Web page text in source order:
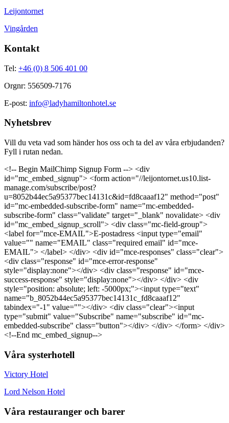
Leijontornet
Vingården
Kontakt
Tel: +46 (0) 8 506 401 00
Orgnr: 556509-7176
E-post: info@ladyhamiltonhotel.se
Nyhetsbrev
Vill du veta vad som händer hos oss och ta del av våra erbjudanden?
Fyll i rutan nedan.
<!-- Begin MailChimp Signup Form --> <div
id="mc_embed_signup"> <form action="//leijontornet.us10.list-
manage.com/subscribe/post?
u=8052b44ec5a95377bec14131c&id=fd8caaaf12" method="post"
id="mc-embedded-subscribe-form" name="mc-embedded-
subscribe-form" class="validate" target="_blank" novalidate> <div
id="mc_embed_signup_scroll"> <div class="mc-field-group">
<label for="mce-EMAIL">E-postadress <input type="email"
value="" name="EMAIL" class="required email" id="mce-
EMAIL"> </label> </div> <div id="mce-responses" class="clear">
<div class="response" id="mce-error-response"
style="display:none"></div> <div class="response" id="mce-
success-response" style="display:none"></div> </div> <div
style="position: absolute; left: -5000px;"><input type="text"
name="b_8052b44ec5a95377bec14131c_fd8caaaf12"
tabindex="-1" value=""></div> <div class="clear"><input
type="submit" value="Subscribe" name="subscribe" id="mc-
embedded-subscribe" class="button"></div> </div> </form> </div>
<!--End mc_embed_signup-->
Våra systerhotell
Victory Hotel
Lord Nelson Hotel
Våra restauranger och barer